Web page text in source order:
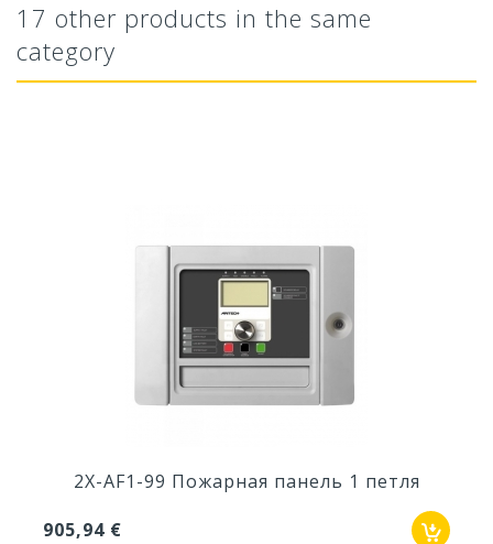
17 other products in the same
category
2X-AF1-99 Пожарная панель 1 петля
905,94 €